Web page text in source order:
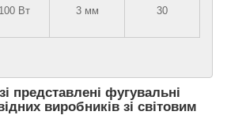
Вт 3 мм 30
представлені фугувальні
виробників зі світовим